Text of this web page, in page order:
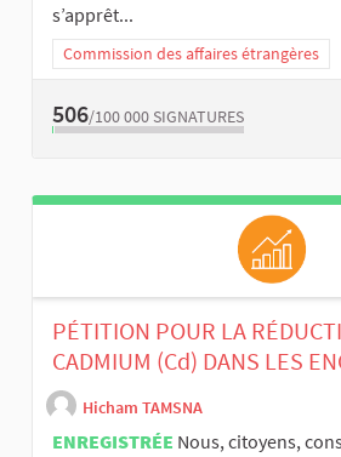
s’apprêt...
Commission des affaires étrangères
506/100 000 SIGNATURES
PÉTITION POUR LA
CADMIUM (Cd) DANS LES
Hicham TAMSNA
ENREGISTRÉE Nous, citoyens,